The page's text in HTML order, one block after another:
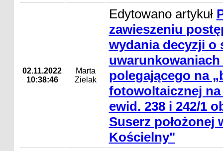
02.11.2022
10:38:46
Marta
Zielak
Edytowano artykuł
zawieszeniu
wydania decyzji o
polegającego na
fotowoltaicznej na
ewid. 238 i 242/1
Suserz położonej
Kościelny"